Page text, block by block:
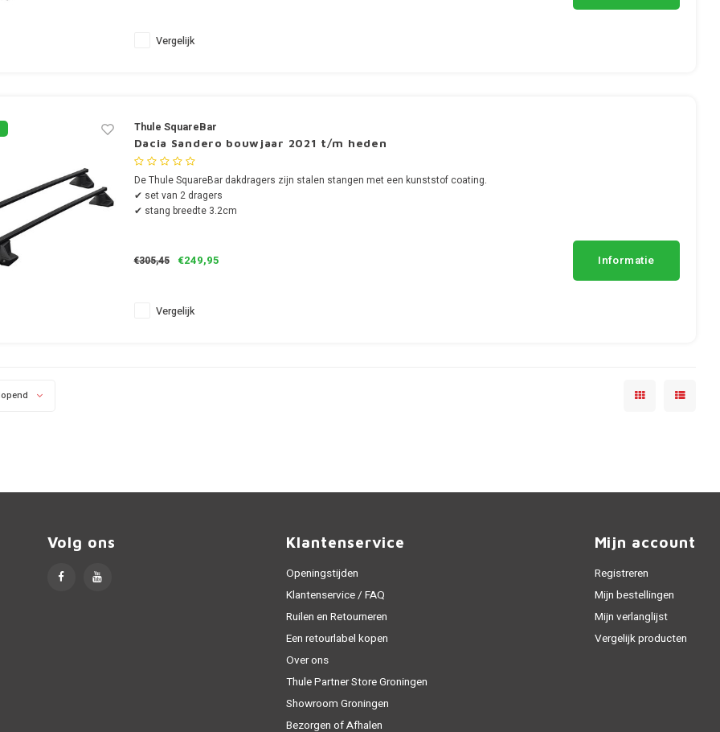
Vergelijk
Thule SquareBar
Dacia Sandero bouwjaar 2021 t/m heden
De Thule SquareBar dakdragers zijn stalen stangen met een kunststof coating.
✔ set van 2 dragers
✔ stang breedte 3.2cm
€305,45 €249,95 Informatie
Vergelijk
Volg ons Klantenservice
Openingstijden
Klantenservice / FAQ
Ruilen en Retourneren
Een retourlabel kopen
Over ons
Thule Partner Store Groningen
Showroom Groningen
Bezorgen of Afhalen
Mijn account
Registreren
Mijn bestellingen
Mijn verlanglijst
Vergelijk producten